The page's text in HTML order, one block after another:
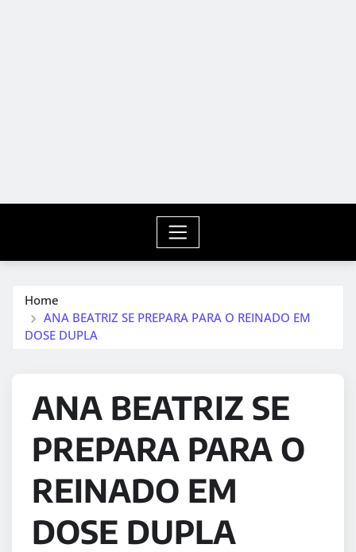
Home
ANA BEATRIZ SE PREPARA PARA O REINADO EM
DOSE DUPLA
ANA BEATRIZ SE
PREPARA PARA O
REINADO EM
DOSE DUPLA